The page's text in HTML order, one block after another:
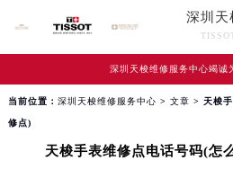
深圳天
深圳天梭维修服务中心竭诚
当前位置： 深圳天梭维修服务中心 > 文章 > 天梭
修点)
天梭手表维修点电话号码(怎